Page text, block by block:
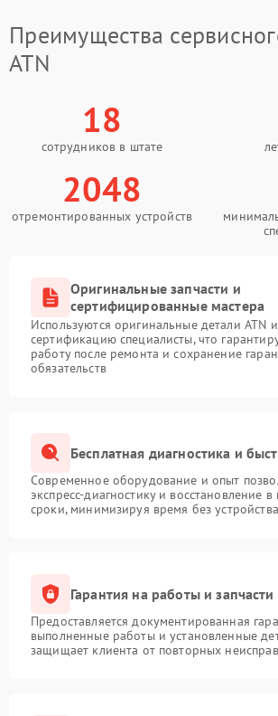
Преимущества
ATN
18
сотрудников в штате
2048
отремонтированных устройств
Оригинальные запчасти и
сертифицированные мастера
Используются оригинальные детали ATN
сертификацию специалисты, что
работу после ремонта и сохранение
обязательств
Бесплатная диагностика и
Современное оборудование и опыт
экспресс-диагностику и восстановление
сроки, минимизируя время без устройства
Гарантия на работы и запчасти
Предоставляется документированная
выполненные работы и установленные
защищает клиента от повторных